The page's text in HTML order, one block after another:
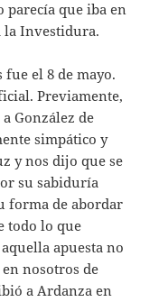
parecía que iba en
la Investidura.
el 8 de mayo.
Previamente,
González de
simpático y
y nos dijo que se
su sabiduría
forma de abordar
todo lo que
apuesta no
nosotros de
a Ardanza en